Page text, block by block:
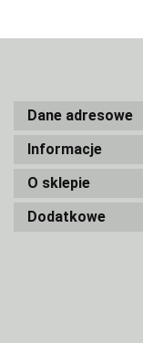
Dane adresowe
Informacje
O sklepie
Dodatkowe